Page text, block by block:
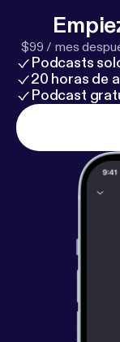
ource=qr] Volg
edin.com/in/
ember_ios[
elen-
$99 / mes
Podcasts
20 horas de
Podcast